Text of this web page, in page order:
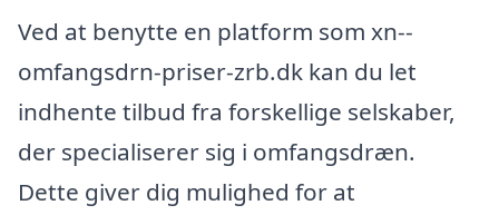
Ved at benytte en platform som xn--
omfangsdrn-priser-zrb.dk kan du let
indhente tilbud fra forskellige selskaber,
der specialiserer sig i omfangsdræn.
Dette giver dig mulighed for at